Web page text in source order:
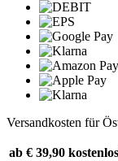
Versandkosten für
ab € 39,90